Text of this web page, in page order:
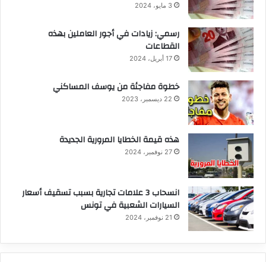
3 مايو، 2024
رسمي: زيادات في أجور العاملين بهذه
القطاعات
17 أبريل، 2024
خطوة مفاجئة من يوسف المساكني
22 ديسمبر، 2023
هذه قيمة الخطايا المرورية الجديدة
27 نوفمبر، 2024
انسحاب 3 علامات تجارية بسبب تسقيف أسعار
السيارات الشعبية في تونس
21 نوفمبر، 2024